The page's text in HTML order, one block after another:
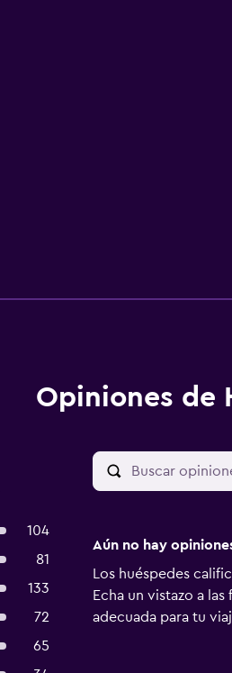
Opiniones de
104
81
133
72
65
Aún no hay
Los huéspedes
Echa un vistazo a
adecuada para tu